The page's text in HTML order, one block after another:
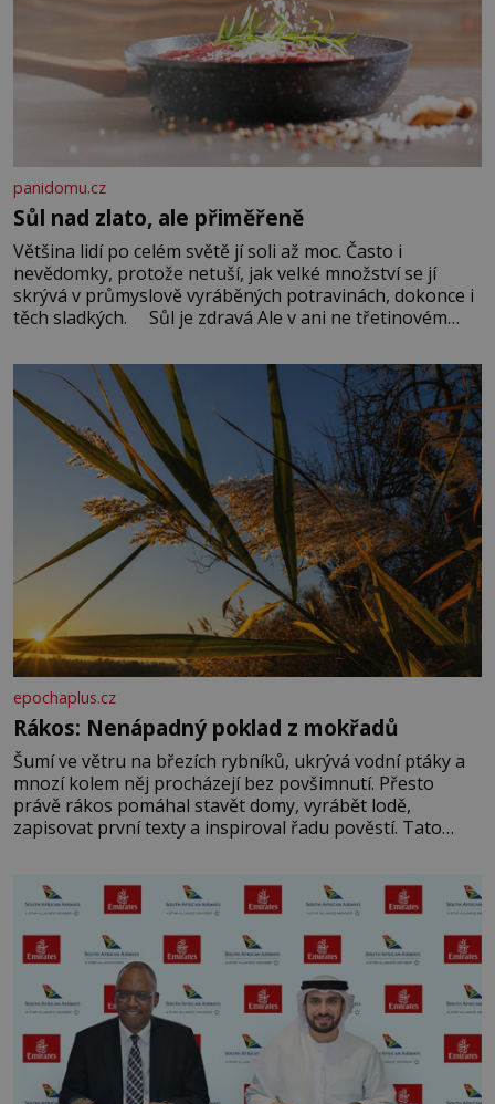
panidomu.cz
Sůl nad zlato, ale přiměřeně
Většina lidí po celém světě jí soli až moc. Často i
nevědomky, protože netuší, jak velké množství se jí
skrývá v průmyslově vyráběných potravinách, dokonce i
těch sladkých. Sůl je zdravá Ale v ani ne třetinovém
základní složky– sodík a chlór – jsou zásadní pro
správné hospodaření
epochaplus.cz
Rákos: Nenápadný poklad z mokřadů
Šumí ve větru na březích rybníků, ukrývá vodní ptáky a
mnozí kolem něj procházejí bez povšimnutí. Přesto
právě rákos pomáhal stavět domy, vyrábět lodě,
zapisovat první texty a inspiroval řadu pověstí. Tato
letního koupání. Stačí se však podívat